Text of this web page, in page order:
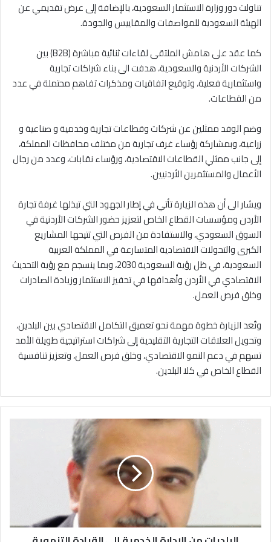
تناولت دور وزارة الاستثمار السعودية، بالإضافة إلى عرض تقديمي عن
الهيئة السعودية للمواصفات والمقاييس والجودة.
كما عقد على هامش الملتقى لقاءات ثنائية مباشرة (B2B) بين
الشركات الأردنية والسعودية، هدفت الى بناء شراكات تجارية
واستثمارية فعلية، وتوقيع اتفاقيات ومذكرات تفاهم محتملة في عدد
من القطاعات.
وضم الوفد ممثلين عن شركات وقطاعات تجارية وخدمية و صناعية و
زراعية، وبمشاركة رؤساء غرف تجارية من مختلف محافظات المملكة،
إلى جانب ممثلي القطاعات الاقتصادية، ورؤساء نقابات، وعدد من رجال
الأعمال والمستثمرين الأردنيين.
ويشار الى أن هذه الزيارة تأتي في إطار الجهود التي تبذلها غرفة تجارة
الأردن ومؤسسات القطاع الخاص لتعزيز حضور الشركات الأردنية في
السوق السعودي، والاستفادة من الفرص التي تتيحها المشاريع
الكبرى والتحولات الاقتصادية المتسارعة في المملكة العربية
السعودية، في ظل رؤية السعودية 2030، وبما ينسجم مع رؤية التحديث
الاقتصادي في الأردن وأهدافها في تحفيز الاستثمار وزيادة الصادرات
وخلق فرص العمل.
وتُعد الزيارة خطوة مهمة نحو تعميق التكامل الاقتصادي بين البلدين،
وتحويل العلاقات التجارية التقليدية إلى شراكات استراتيجية طويلة الأمد
تسهم في دعم النمو الاقتصادي، وخلق فرص العمل، وتعزيز تنافسية
القطاع الخاص في كلا البلدين.
م